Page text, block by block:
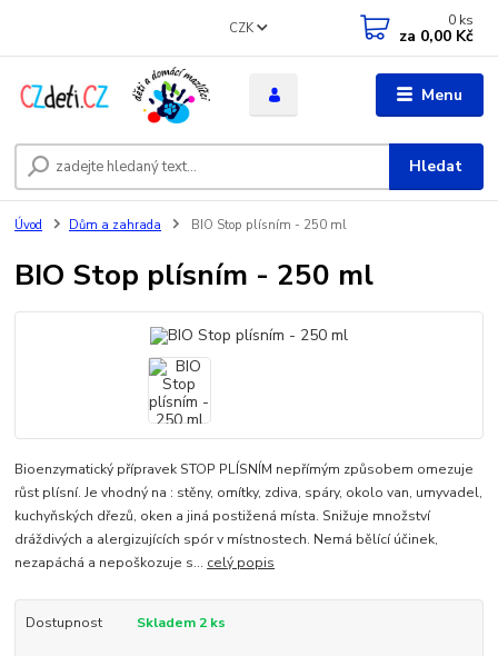
Menu
CZK
Hledat
0 ks
za 0,00 Kč
Úvod Dům a zahrada BIO Stop plísním - 250 ml
BIO Stop plísním - 250 ml
Bioenzymatický přípravek STOP PLÍSNÍM nepřímým způsobem omezuje
růst plísní. Je vhodný na : stěny, omítky, zdiva, spáry, okolo van, umyvadel,
kuchyňských dřezů, oken a jiná postižená místa. Snižuje množství
dráždivých a alergizujících spór v místnostech. Nemá bělící účinek,
nezapáchá a nepoškozuje s... celý popis
Dostupnost Skladem 2 ks